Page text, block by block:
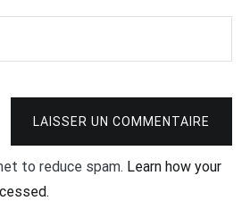
LAISSER UN COMMENTAIRE
to reduce spam. Learn how your